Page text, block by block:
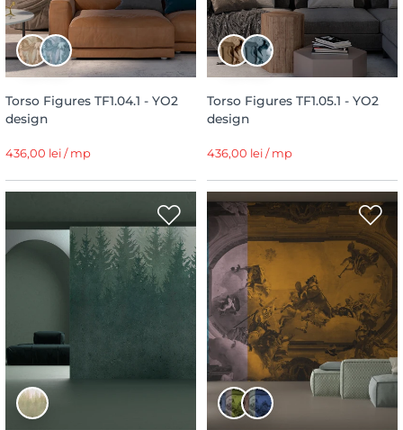
Torso Figures TF1.04.1 - YO2
design
436,00 lei / mp
Torso Figures TF1.05.1 - YO2
design
436,00 lei / mp